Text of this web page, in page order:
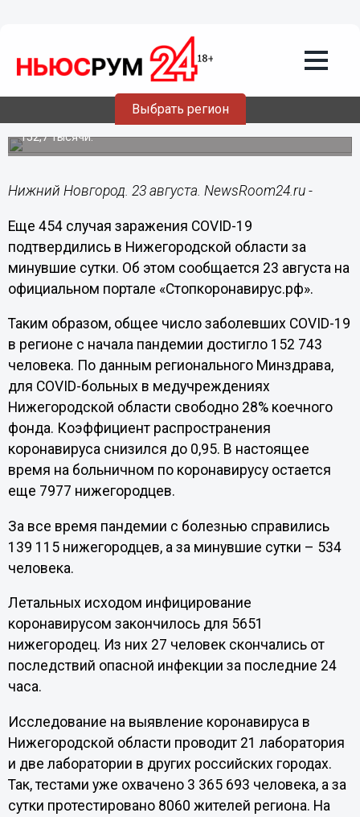
Выбрать регион
Еще 454 человека заболели
коронавирусом в Нижегородской
области
Общее количество зараженных в регионе превысило
152,7 тысячи.
Нижний Новгород. 23 августа. NewsRoom24.ru -
Еще 454 случая заражения COVID-19
подтвердились в Нижегородской области за
минувшие сутки. Об этом сообщается 23 августа на
официальном портале «Стопкоронавирус.рф».
Таким образом, общее число заболевших COVID-19
в регионе с начала пандемии достигло 152 743
человека. По данным регионального Минздрава,
для COVID-больных в медучреждениях
Нижегородской области свободно 28% коечного
фонда. Коэффициент распространения
коронавируса снизился до 0,95. В настоящее
время на больничном по коронавирусу остается
еще 7977 нижегородцев.
За все время пандемии с болезнью справились
139 115 нижегородцев, а за минувшие сутки – 534
человека.
Летальных исходом инфицирование
коронавирусом закончилось для 5651
нижегородец. Из них 27 человек скончались от
последствий опасной инфекции за последние 24
часа.
Исследование на выявление коронавируса в
Нижегородской области проводит 21 лаборатория
и две лаборатории в других российских городах.
Так, тестами уже охвачено 3 365 693 человека, а за
сутки протестировано 8060 жителей региона. На